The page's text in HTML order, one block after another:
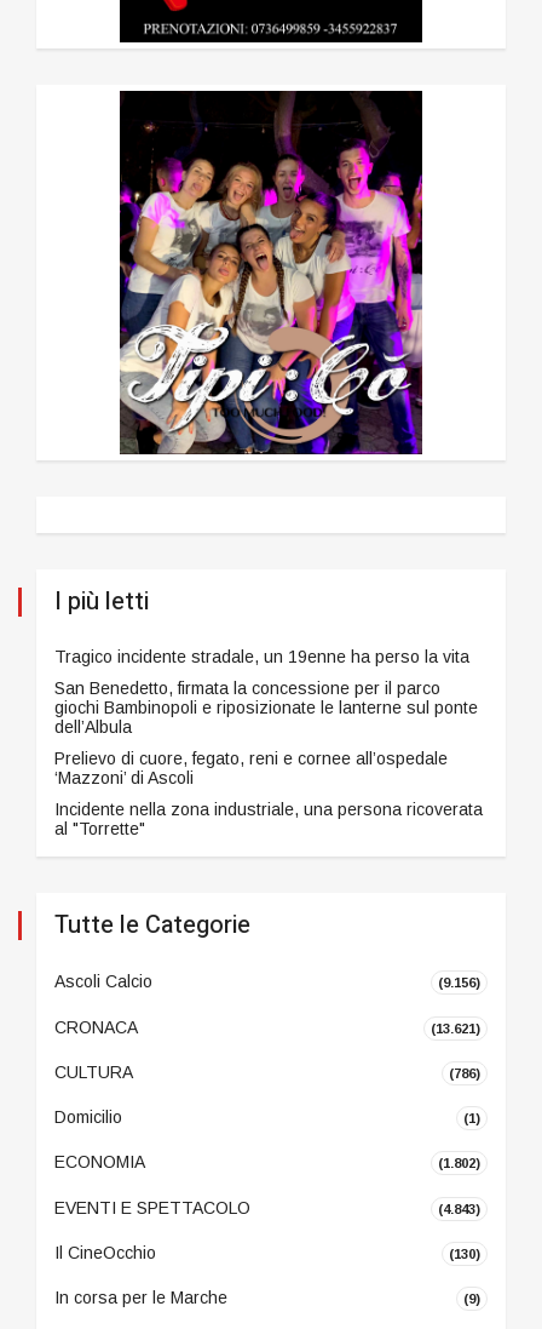
I più letti
Tragico incidente stradale, un 19enne ha perso la vita
San Benedetto, firmata la concessione per il parco
giochi Bambinopoli e riposizionate le lanterne sul ponte
dell’Albula
Prelievo di cuore, fegato, reni e cornee all’ospedale
‘Mazzoni’ di Ascoli
Incidente nella zona industriale, una persona ricoverata
al "Torrette"
Tutte le Categorie
Ascoli Calcio (9.156)
CRONACA (13.621)
CULTURA (786)
Domicilio (1)
ECONOMIA (1.802)
EVENTI E SPETTACOLO (4.843)
Il CineOcchio (130)
In corsa per le Marche (9)